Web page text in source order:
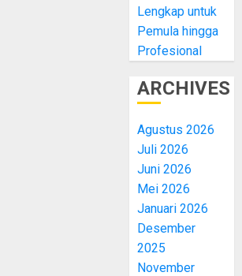
Lengkap untuk
Pemula hingga
Profesional
ARCHIVES
Agustus 2026
Juli 2026
Juni 2026
Mei 2026
Januari 2026
Desember
2025
November